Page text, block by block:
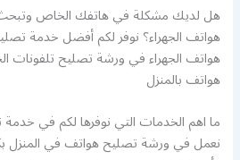
هل لديك مشكلة في هاتفك الخاص
هواتف الجهراء؟ نوفر لكم أفضل خدمة
هواتف الجهراء في ورشة تصليح تلفونات
هواتف بالمنزل
ما اهم الخدمات التي نوفرها لكم في
نعمل في ورشة تصليح هواتف في المنزل